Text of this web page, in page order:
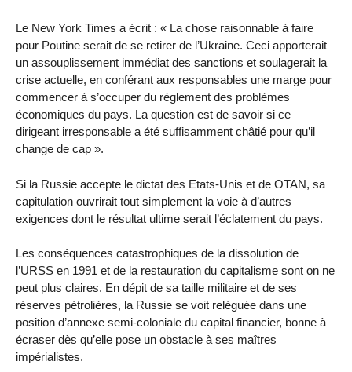
Le New York Times a écrit : « La chose raisonnable à faire
pour Poutine serait de se retirer de l’Ukraine. Ceci apporterait
un assouplissement immédiat des sanctions et soulagerait la
crise actuelle, en conférant aux responsables une marge pour
commencer à s’occuper du règlement des problèmes
économiques du pays. La question est de savoir si ce
dirigeant irresponsable a été suffisamment châtié pour qu’il
change de cap ».
Si la Russie accepte le dictat des Etats-Unis et de OTAN, sa
capitulation ouvrirait tout simplement la voie à d’autres
exigences dont le résultat ultime serait l’éclatement du pays.
Les conséquences catastrophiques de la dissolution de
l’URSS en 1991 et de la restauration du capitalisme sont on ne
peut plus claires. En dépit de sa taille militaire et de ses
réserves pétrolières, la Russie se voit reléguée dans une
position d’annexe semi-coloniale du capital financier, bonne à
écraser dès qu’elle pose un obstacle à ses maîtres
impérialistes.